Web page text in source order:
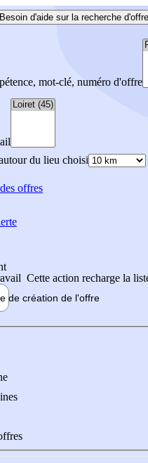
Besoin d'aide sur la recherche
mot-clé, numéro d'offre
du lieu choisi
offres
Cette action recharge la
de création de l'offre